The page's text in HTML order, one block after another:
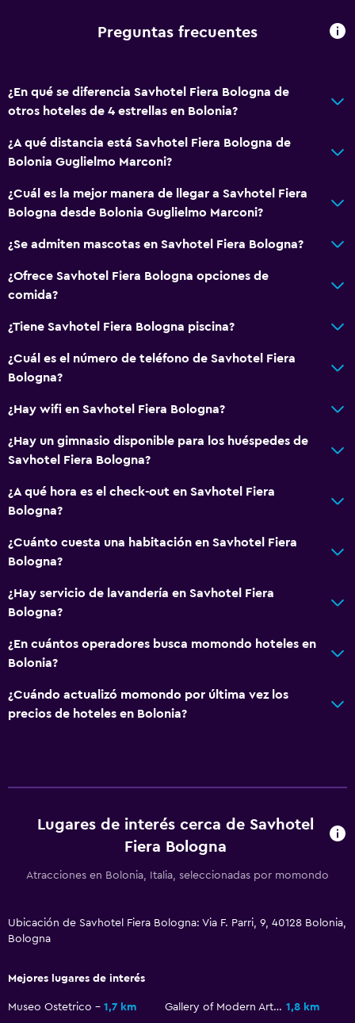
Inodoro con cisterna alta
Gorro de baño
Bidé
Secador de pelo
Aseo
Papel higiénico
Cepillo de dientes
Baño privado
Servicios y facilidades
Centro de negocios
Servicio de despertador
Servicio de conserjería
Caja fuerte
Cambio de divisas
Instalaciones para reuniones
Servicio de habitaciones
Acceso con tarjeta
Check-out exprés
Recepción 24 horas
Tetera eléctrica
Menús para dietas especiales (bajo petición)
Desayuno en la habitación
La comida se puede entregar en el alojamiento
Vista al patio interior
Posibilidad de habitaciones conectadas
Preguntas frecuentes
¿En qué se diferencia Savhotel Fiera Bologna de
otros hoteles de 4 estrellas en Bolonia?
¿A qué distancia está Savhotel Fiera Bologna de
Bolonia Guglielmo Marconi?
¿Cuál es la mejor manera de llegar a Savhotel Fiera
Bologna desde Bolonia Guglielmo Marconi?
¿Se admiten mascotas en Savhotel Fiera Bologna?
¿Ofrece Savhotel Fiera Bologna opciones de
comida?
¿Tiene Savhotel Fiera Bologna piscina?
¿Cuál es el número de teléfono de Savhotel Fiera
Bologna?
¿Hay wifi en Savhotel Fiera Bologna?
¿Hay un gimnasio disponible para los huéspedes de
Savhotel Fiera Bologna?
¿A qué hora es el check-out en Savhotel Fiera
Bologna?
¿Cuánto cuesta una habitación en Savhotel Fiera
Bologna?
¿Hay servicio de lavandería en Savhotel Fiera
Bologna?
¿En cuántos operadores busca momondo hoteles en
Bolonia?
¿Cuándo actualizó momondo por última vez los
precios de hoteles en Bolonia?
Lugares de interés cerca de Savhotel
Fiera Bologna
Atracciones en Bolonia, Italia, seleccionadas por momondo
Ubicación de Savhotel Fiera Bologna: Via F. Parri, 9, 40128 Bolonia,
Bologna
Mejores lugares de interés
Museo Ostetrico 1,7 km Gallery of Modern Art of Bologna 1,8 km